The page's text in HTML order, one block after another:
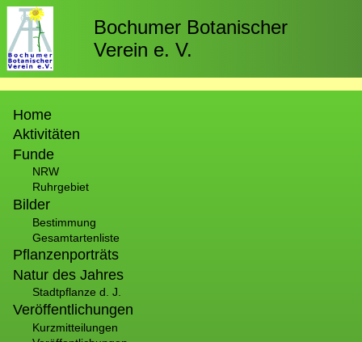
Direkt
zum
Inhalt
Bochumer Botanischer
Verein e. V.
Home
Aktivitäten
Funde
NRW
Ruhrgebiet
Bilder
Bestimmung
Gesamtartenliste
Pflanzenporträts
Natur des Jahres
Stadtpflanze d. J.
Veröffentlichungen
Kurzmitteilungen